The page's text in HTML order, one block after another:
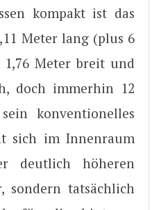
kompakt ist das
Meter lang (plus 6
Meter breit und
doch immerhin 12
konventionelles
sich im Innenraum
deutlich höheren
sondern tatsächlich